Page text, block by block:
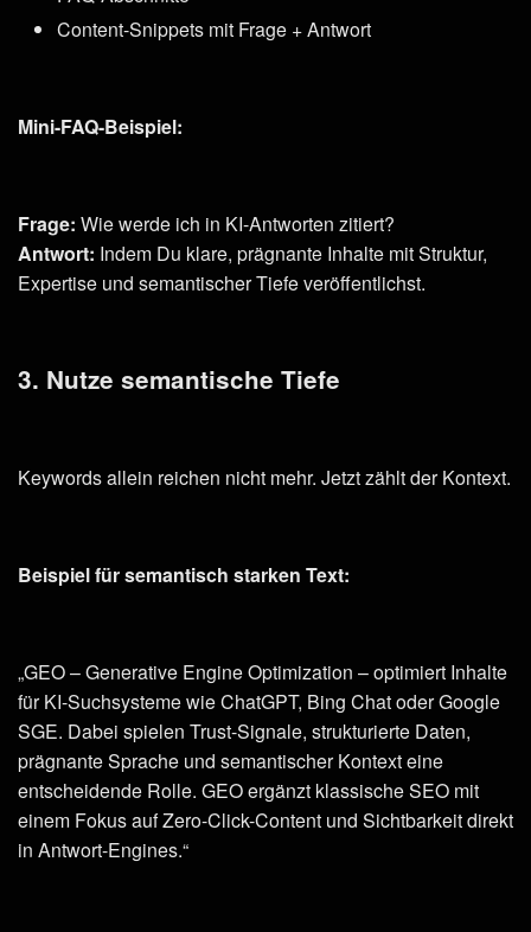
Content-Snippets mit Frage + Antwort
Mini-FAQ-Beispiel:
Frage: Wie werde ich in KI-Antworten zitiert?
Antwort: Indem Du klare, prägnante Inhalte mit Struktur,
Expertise und semantischer Tiefe veröffentlichst.
3. Nutze semantische Tiefe
Keywords allein reichen nicht mehr. Jetzt zählt der Kontext.
Beispiel für semantisch starken Text:
„GEO – Generative Engine Optimization – optimiert Inhalte
für KI-Suchsysteme wie ChatGPT, Bing Chat oder Google
SGE. Dabei spielen Trust-Signale, strukturierte Daten,
prägnante Sprache und semantischer Kontext eine
entscheidende Rolle. GEO ergänzt klassische SEO mit
einem Fokus auf Zero-Click-Content und Sichtbarkeit direkt
in Antwort-Engines.“